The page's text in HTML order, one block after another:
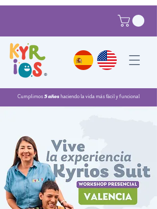
Cumplimos5 añoshaciendo la vida más fácil y funcional
®